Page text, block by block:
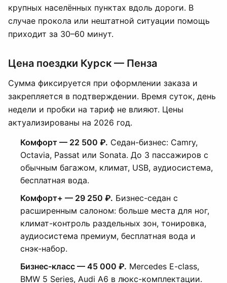
крупных населённых пунктах вдоль дороги. В
случае прокола или нештатной ситуации помощь
приходит за 30–60 минут.
Цена поездки Курск — Пенза
Сумма фиксируется при оформлении заказа и
закрепляется в подтверждении. Время суток, день
недели и пробки на тариф не влияют. Цены
актуализированы на 2026 год.
Комфорт — 22 500 ₽. Седан-бизнес: Camry,
Octavia, Passat или Sonata. До 3 пассажиров с
обычным багажом, климат, USB, аудиосистема,
бесплатная вода.
Комфорт+ — 29 250 ₽. Бизнес-седан с
расширенным салоном: больше места для ног,
климат-контроль раздельных зон, тонировка,
аудиосистема премиум, бесплатная вода и
снэк-набор.
Бизнес-класс — 45 000 ₽. Mercedes E-class,
BMW 5 Series, Audi A6 в люкс-комплектации.